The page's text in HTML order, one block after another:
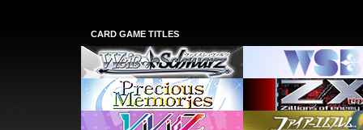
CARD GAME TITLES